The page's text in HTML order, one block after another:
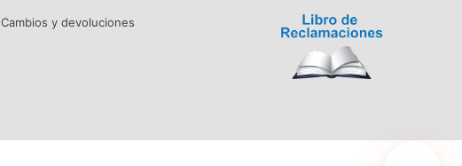
Cambios y devoluciones